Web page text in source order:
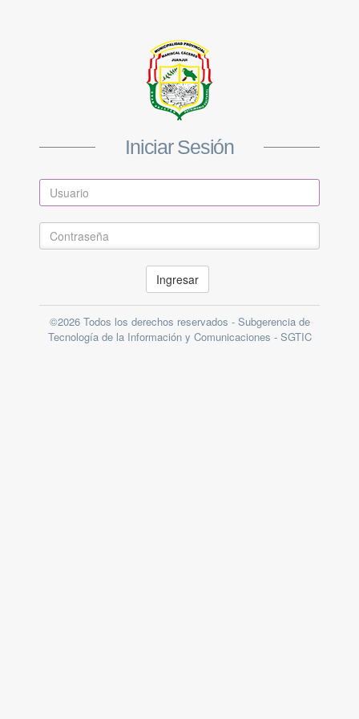
Iniciar Sesión
Ingresar
©2026 Todos los derechos reservados - Subgerencia de
Tecnología de la Información y Comunicaciones - SGTIC